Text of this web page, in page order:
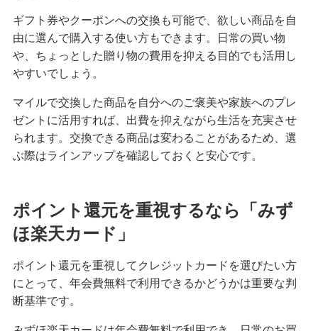
ギフト券やクーポンへの交換も可能で、欲しい商品を自
由に選んで購入する使い方もできます。日常の買い物
や、ちょっとした贈り物の費用を抑える目的でも活用し
やすいでしょう。
マイルで交換した商品を自分へのご褒美や家族へのプレ
ゼントに活用すれば、出費を抑えながら生活を充実させ
られます。交換できる商品は変わることがあるため、選
ぶ際はラインアップを確認しておくと安心です。
ポイント還元を重視するなら「みず
ほ楽天カード」
ポイント還元を重視してクレジットカードを選びたい方
にとって、年会費無料で利用できるかどうかは重要な判
断基準です。